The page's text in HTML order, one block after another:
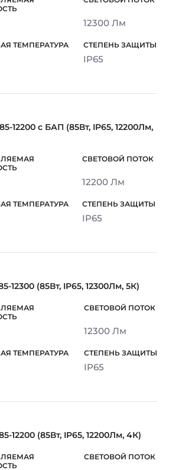
12300 Лм
IP65
12200 с БАП (85Вт, IP65, 12200Лм,
12200 Лм
IP65
12300 (85Вт, IP65, 12300Лм, 5К)
12300 Лм
IP65
12200 (85Вт, IP65, 12200Лм, 4К)